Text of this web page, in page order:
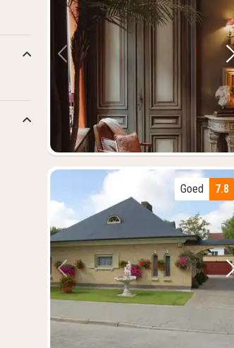
Vorige foto
Vorige foto
7.8
Goed